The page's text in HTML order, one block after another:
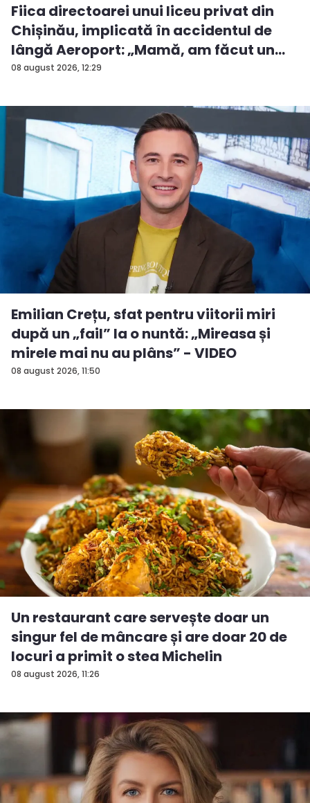
08 august 2026, 12:29
Fiica directoarei unui liceu privat din
Chișinău, implicată în accidentul de
lângă Aeroport: „Mamă, am făcut un
ac...
08 august 2026, 11:50
Emilian Crețu, sfat pentru viitorii miri
după un „fail” la o nuntă: „Mireasa și
mirele mai nu au plâns” - VIDEO
08 august 2026, 11:26
Un restaurant care servește doar un
singur fel de mâncare și are doar 20 de
locuri a primit o stea Michelin